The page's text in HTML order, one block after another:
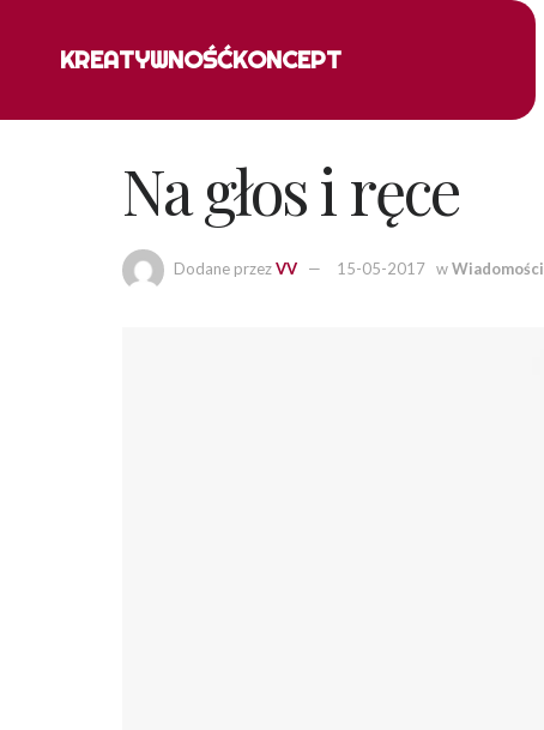
KREATYWNOŚĆKONCEPT
Na głos i ręce
Dodane przezVV 15-05-2017 wWiadomości